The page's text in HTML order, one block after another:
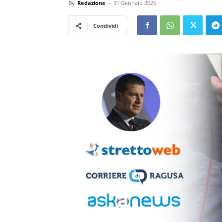
By Redazione - 31 Gennaio 2025
Condividi